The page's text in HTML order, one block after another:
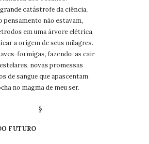
catástrofe da ciência,
pensamento não estavam,
em uma árvore elétrica,
a origem de seus milagres.
formigas, fazendo-as cair
novas promessas
de sangue que apascentam
no magma de meu ser.
§
FUTURO